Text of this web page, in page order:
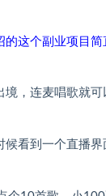
这个副业项目简
，连麦唱歌就
看到一个直播